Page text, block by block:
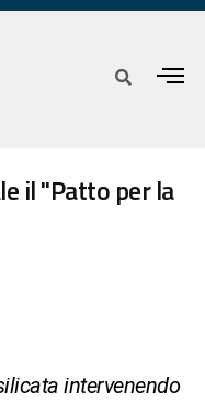
il "Patto per la
intervenendo